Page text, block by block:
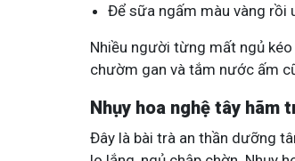
Để sữa ngấm màu vàng rồi
Nhiều người từng mất ngủ
chườm gan và tắm nước ấm
Nhụy hoa nghệ tây hãm
Đây là bài trà an thần dưỡng